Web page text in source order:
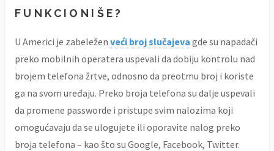
FUNKCIONIŠE?
U Americi je zabeležen veći broj slučajeva gde su napadači
preko mobilnih operatera uspevali da dobiju kontrolu nad
brojem telefona žrtve, odnosno da preotmu broj i koriste
ga na svom uređaju. Preko broja telefona su dalje uspevali
da promene passworde i pristupe svim nalozima koji
omogućavaju da se ulogujete ili oporavite nalog preko
broja telefona – kao što su Google, Facebook, Twitter.